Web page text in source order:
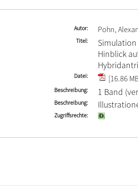
Autor Pohn,
Titel
Hinblick
Datei [16.86
Beschreibung 1 Band
Beschreibung
Zugriffsrechte